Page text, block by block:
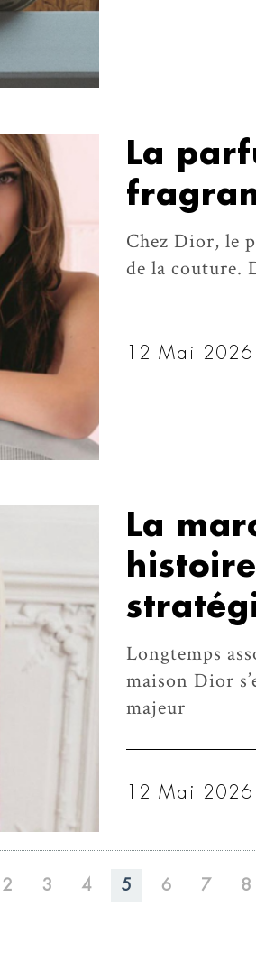
La
Chez Dior, le
de la couture.
12 Mai 2026
La
Longtemps
maison Dior
majeur
12 Mai 2026
2 3 4 5 6 7 8